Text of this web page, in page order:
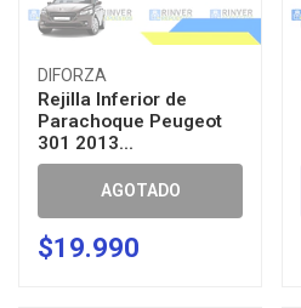
DIFORZA
Rejilla Inferior de
Parachoque Peugeot
301 2013...
AGOTADO
$19.990